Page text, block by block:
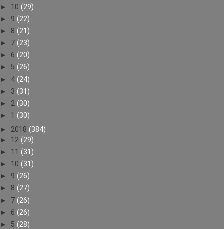
► 10 (29)
► 9 (22)
► 8 (21)
► 7 (23)
► 6 (20)
► 5 (26)
► 4 (24)
► 3 (31)
► 2 (30)
► 1 (30)
► 2018 (384)
► 12 (29)
► 11 (31)
► 10 (31)
► 9 (26)
► 8 (27)
► 7 (26)
► 6 (26)
► 5 (28)